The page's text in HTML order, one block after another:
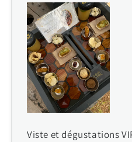
Viste et dégustations